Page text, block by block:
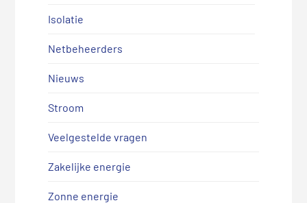
Isolatie
Netbeheerders
Nieuws
Stroom
Veelgestelde vragen
Zakelijke energie
Zonne energie